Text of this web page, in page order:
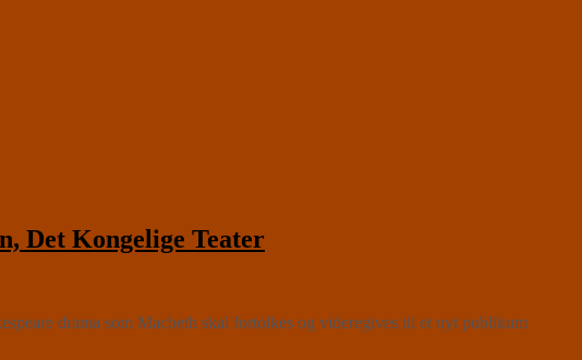
Det Kongelige Teater
drama som Macbeth skal fortolkes og videregives til et nyt publikum